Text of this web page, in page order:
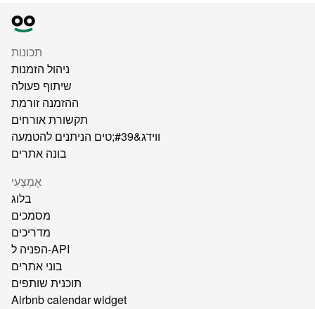
תכונות
ניהול הזמנות
שיתוף פעולה
ההזמנה זורמת
תקשורת אורחים
ווידג&#39;טים הניתנים להטמעה
בונה אתרים
אֶמְצָעִי
בלוג
מסמכים
מדריכים
הפניה ל-API
בוני אתרים
תוכנית שותפים
Airbnb calendar widget